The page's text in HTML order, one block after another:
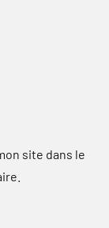
site dans le